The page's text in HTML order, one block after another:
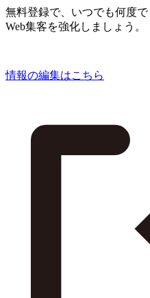
無料登録で、いつでも何度
Web集客を強化しましょう。
情報の編集はこちら